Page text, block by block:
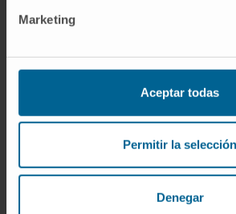
Marketing
Aceptar todas
Permitir la selección
Denegar
Darse de alta en
SUSCRIBIRSE